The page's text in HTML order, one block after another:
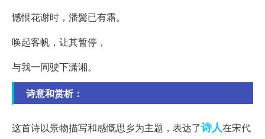
憾恨花谢时，潘鬓已有霜。
唤起客帆，让其暂停，
与我一同驶下潇湘。
诗意和赏析：
这首诗以景物描写和感慨思乡为主题，表达了诗人在宋代